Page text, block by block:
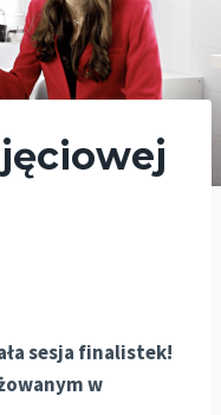
sesja finalistek!
w